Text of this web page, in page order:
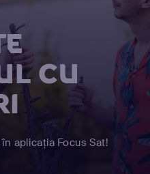
CU
aplicația Focus Sat!